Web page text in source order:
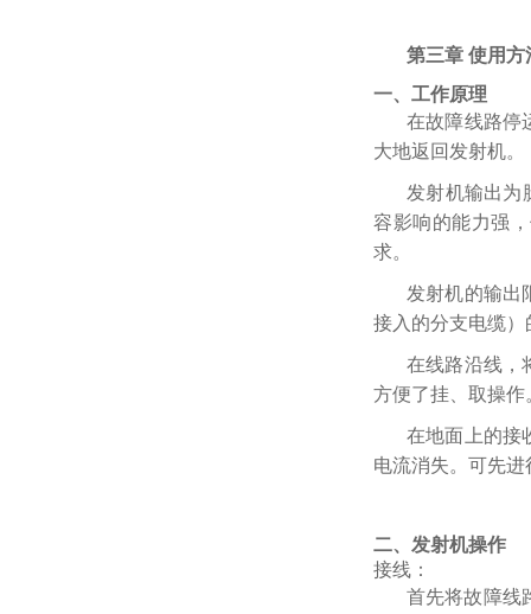
第三章 使用方
一、工作原理
在故障线路停
大地返回发射机。
发射机输出为
容影响的能力强
求。
发射机的输出
接入的分支电缆
在线路沿线，
方便了挂、取操
在地面上的接
电流消失。可先
二、 发射机操作
接线：
首先将故障线